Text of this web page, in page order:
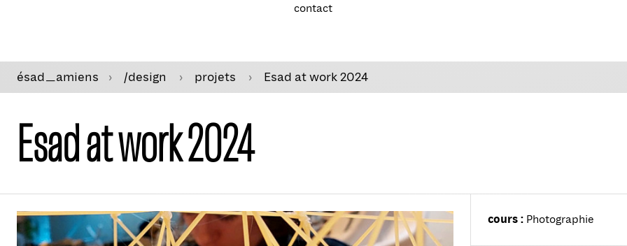
contact
ésad—amiens /design projets Esad at work 2024
Esad at work 2024
cours : Photographie